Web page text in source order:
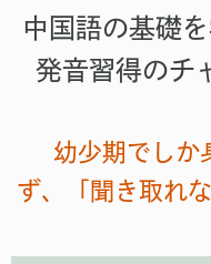
中国語の基礎
発音習得のチ
幼少期でしか
ず、「聞き取れ